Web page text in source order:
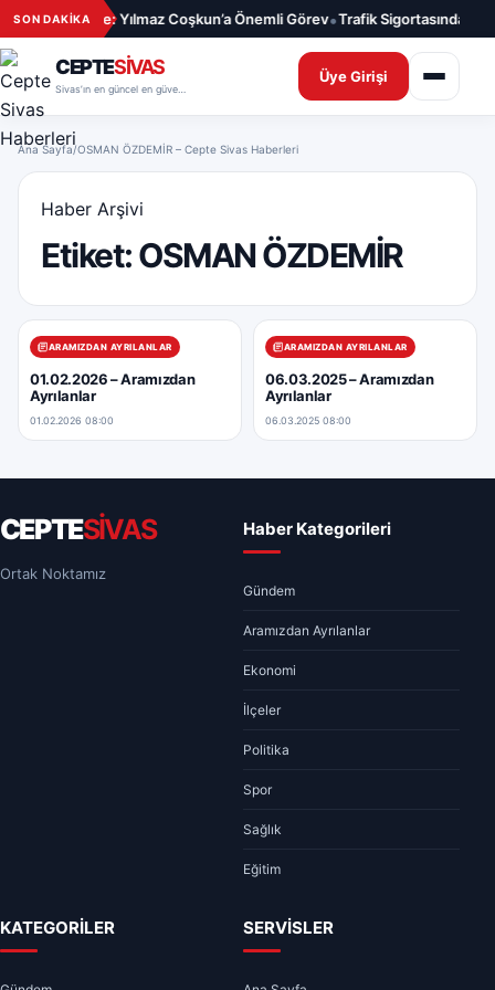
İçeriğe geç
SON DAKİKA
Yeni Gelişme: Yılmaz Coşkun’a Önemli Görev•Trafik Sigortasında
CEPTESİVAS Üye Girişi
Ana Sayfa/OSMAN ÖZDEMİR – Cepte Sivas Haberleri
Haber Arşivi
Etiket:OSMAN ÖZDEMİR
ARAMIZDAN AYRILANLAR
01.02.2026 – Aramızdan
Ayrılanlar
01.02.2026 08:00
ARAMIZDAN AYRILANLAR
06.03.2025 – Aramızdan
Ayrılanlar
06.03.2025 08:00
CEPTESİVAS
Ortak Noktamız
Haber Kategorileri
Gündem
Aramızdan Ayrılanlar
Ekonomi
İlçeler
Politika
Spor
Sağlık
Eğitim
KATEGORİLER SERVİSLER